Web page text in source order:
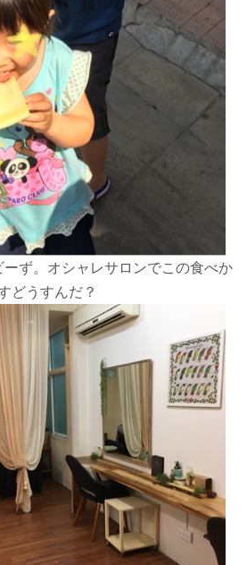
ず。オシャレサロンでこの食べか
どうすんだ？